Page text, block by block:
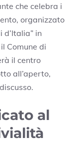
che celebra i
organizzato
d’Italia” in
Comune di
il centro
all’aperto,
al